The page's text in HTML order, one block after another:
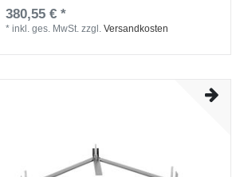
380,55 € *
*inkl. ges. MwSt. zzgl.Versandkosten